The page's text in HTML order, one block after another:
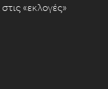
«εκλογές»